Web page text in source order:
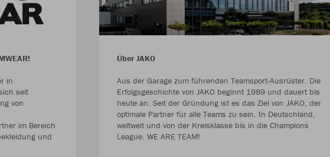
in
seit
von
im Bereich
und
Über JAKO
Aus der Garage zum führenden Teamsport-Ausrüster. Die
Erfolgsgeschichte von JAKO beginnt 1989 und dauert bis
heute an. Seit der Gründung ist es das Ziel von JAKO, der
optimale Partner für alle Teams zu sein. In Deutschland,
weltweit und von der Kreisklasse bis in die Champions
League. WE ARE TEAM!